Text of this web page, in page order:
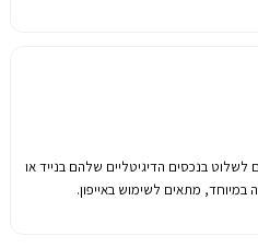
לשלוטבנכסיםהדיגיטלייםשלהם בניידאו
במיוחד,מתאים לשימוש באייפון.